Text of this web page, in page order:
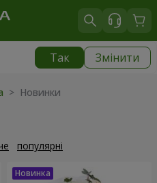
Так Змінити
> Новинки
популярні